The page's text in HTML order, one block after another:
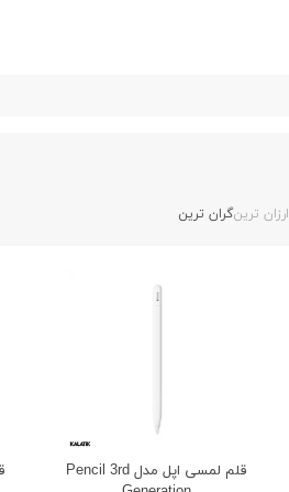
ارزان ترینگران ترین
قلم لمسی اپل مدل Pencil 3rd